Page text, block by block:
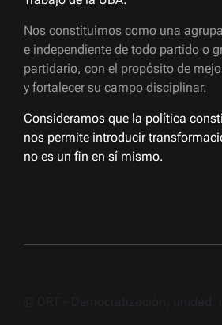
Nos constituimos como una
e independiente de todo partido o
partidario, con el propósito de
y fortalecer su campo disciplinar.
Consideramos que la política
nos permite introducir
no es un fin en sí mismo.